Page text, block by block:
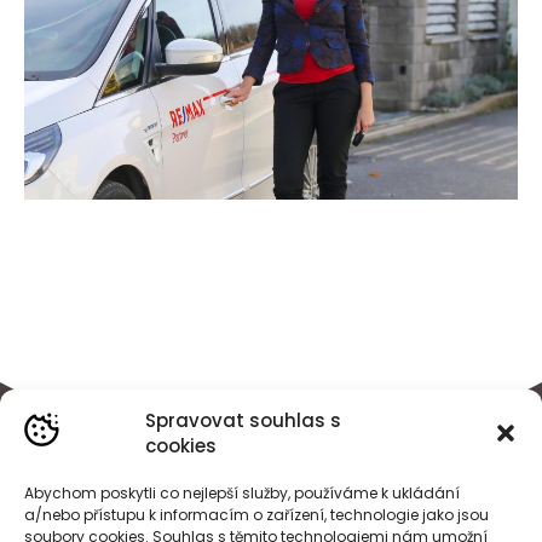
Spravovat souhlas s
cookies
Abychom poskytli co nejlepší služby, používáme k ukládání
a/nebo přístupu k informacím o zařízení, technologie jako jsou
soubory cookies. Souhlas s těmito technologiemi nám umožní